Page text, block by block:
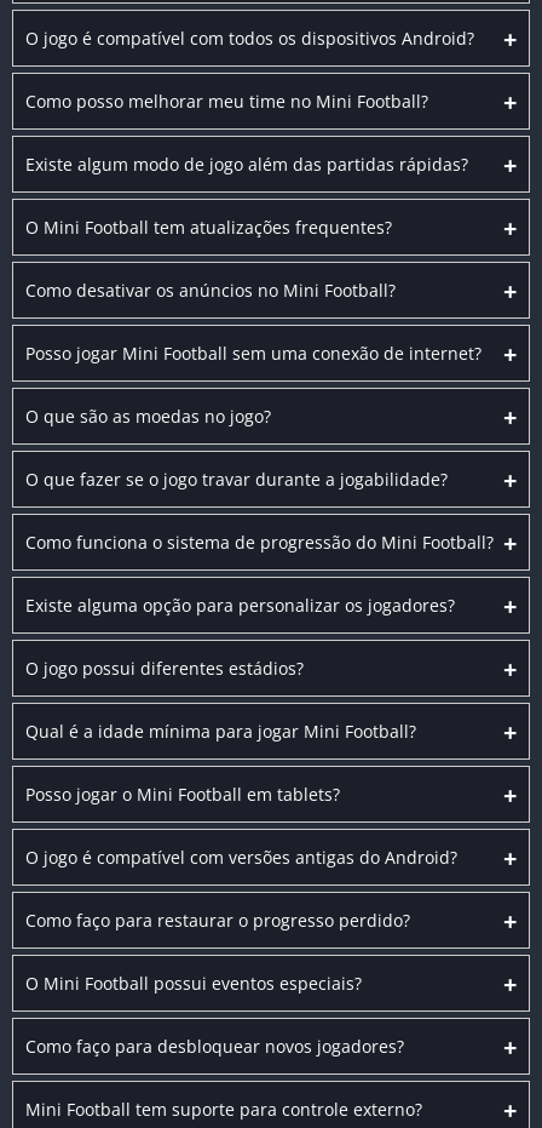
+
O jogo é compatível com todos os dispositivos Android?
+
Como posso melhorar meu time no Mini Football?
+
Existe algum modo de jogo além das partidas rápidas?
+
O Mini Football tem atualizações frequentes?
+
Como desativar os anúncios no Mini Football?
+
Posso jogar Mini Football sem uma conexão de internet?
+
O que são as moedas no jogo?
+
O que fazer se o jogo travar durante a jogabilidade?
+
Como funciona o sistema de progressão do Mini Football?
+
Existe alguma opção para personalizar os jogadores?
+
O jogo possui diferentes estádios?
+
Qual é a idade mínima para jogar Mini Football?
+
Posso jogar o Mini Football em tablets?
+
O jogo é compatível com versões antigas do Android?
+
Como faço para restaurar o progresso perdido?
+
O Mini Football possui eventos especiais?
+
Como faço para desbloquear novos jogadores?
+
Mini Football tem suporte para controle externo?